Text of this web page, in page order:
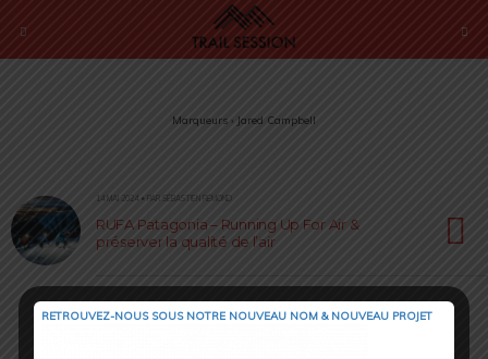
Marqueurs › Jared Campbell
14 MAI 2024 • PAR SÉBASTIEN RÉMOND
RUFA Patagonia – Running Up For Air &
préserver la qualité de l’air
RETROUVEZ-NOUS SOUS NOTRE NOUVEAU NOM & NOUVEAU PROJET